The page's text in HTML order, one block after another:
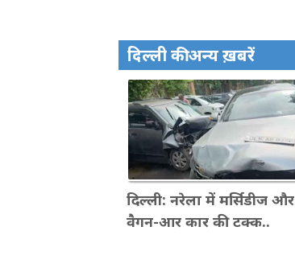
दिल्ली की अन्य ख़बरें
दिल्ली: नरेला में मर्सिडीज और
वैगन-आर कार की टक्क..